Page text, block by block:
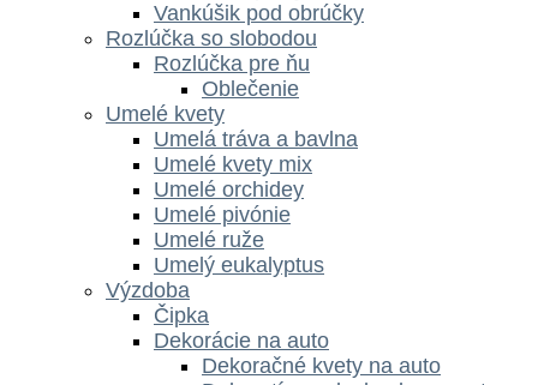
Vankúšik pod obrúčky
Rozlúčka so slobodou
Rozlúčka pre ňu
Oblečenie
Umelé kvety
Umelá tráva a bavlna
Umelé kvety mix
Umelé orchidey
Umelé pivónie
Umelé ruže
Umelý eukalyptus
Výzdoba
Čipka
Dekorácie na auto
Dekoračné kvety na auto